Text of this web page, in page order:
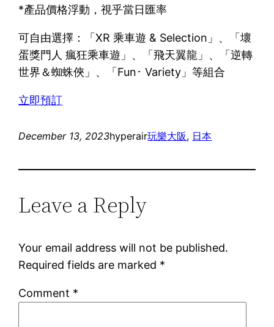
*產品價格浮動，視乎當日匯率
可自由選擇：「XR 乘車遊 & Selection」、「壞
蛋獎門人 瘋狂乘車遊」、「飛天翼龍」、「逆轉
世界＆蜘蛛俠」、「Fun･ Variety」等組合
立即預訂
December 13, 2023hyperair玩樂大阪, 日本
Leave a Reply
Your email address will not be published.
Required fields are marked *
Comment *